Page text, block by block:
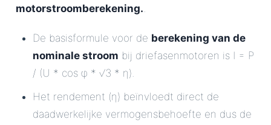
motorstroomberekening..
De basisformule voor de berekening van de
nominale stroom bij driefasenmotoren is I = P
/ (U * cos φ * √3 * η).
Het rendement (η) beïnvloedt direct de
daadwerkelijke vermogensbehoefte en dus de